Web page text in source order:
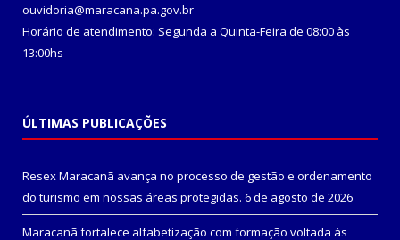
ouvidoria@maracana.pa.gov.br
Horário de atendimento: Segunda a Quinta-Feira de 08:00 às
13:00hs
ÚLTIMAS PUBLICAÇÕES
Resex Maracanã avança no processo de gestão e ordenamento
do turismo em nossas áreas protegidas. 6 de agosto de 2026
Maracanã fortalece alfabetização com formação voltada às